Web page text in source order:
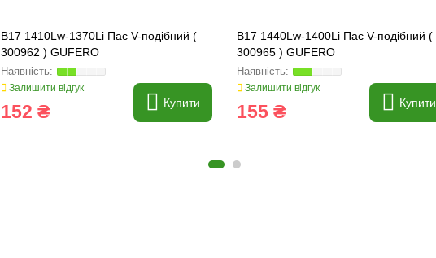
B17 1410Lw-1370Li Пас V-подібний (
300962 ) GUFERO
Залишити відгук
152 ₴ Купити
B17 1440Lw-1400Li Пас V-подібний (
300965 ) GUFERO
Залишити відгук
155 ₴ Купити